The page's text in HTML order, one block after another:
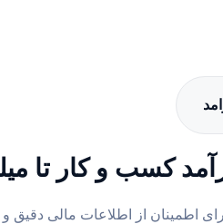
کسب و کار تا
اطمینان از اطلاعات مالی دقیق و